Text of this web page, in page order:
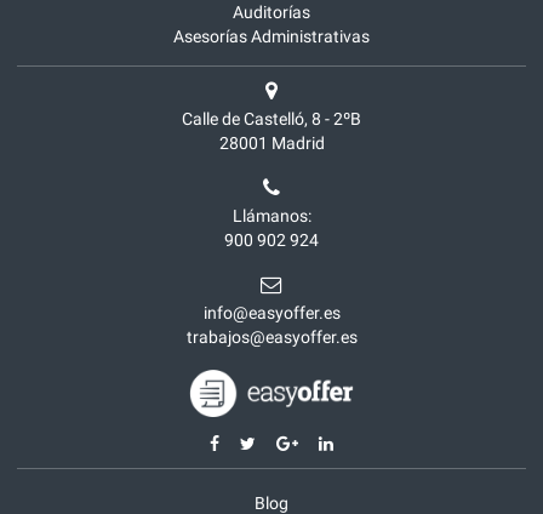
Auditorías
Asesorías Administrativas
Calle de Castelló, 8 - 2ºB
28001 Madrid
Llámanos:
900 902 924
info@easyoffer.es
trabajos@easyoffer.es
Blog